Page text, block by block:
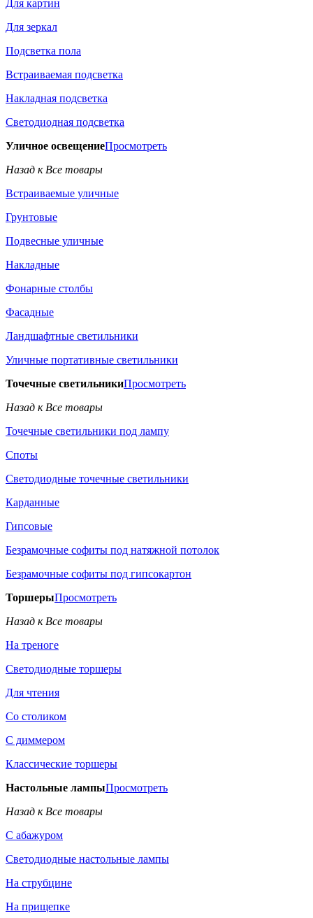
Для картин
Для зеркал
Подсветка пола
Встраиваемая подсветка
Накладная подсветка
Светодиодная подсветка
Уличное освещениеПросмотреть
Назад к Все товары
Встраиваемые уличные
Грунтовые
Подвесные уличные
Накладные
Фонарные столбы
Фасадные
Ландшафтные светильники
Уличные портативные светильники
Точечные светильникиПросмотреть
Назад к Все товары
Точечные светильники под лампу
Споты
Светодиодные точечные светильники
Карданные
Гипсовые
Безрамочные софиты под натяжной потолок
Безрамочные софиты под гипсокартон
ТоршерыПросмотреть
Назад к Все товары
На треноге
Светодиодные торшеры
Для чтения
Со столиком
С диммером
Классические торшеры
Настольные лампыПросмотреть
Назад к Все товары
С абажуром
Светодиодные настольные лампы
На струбцине
На прищепке